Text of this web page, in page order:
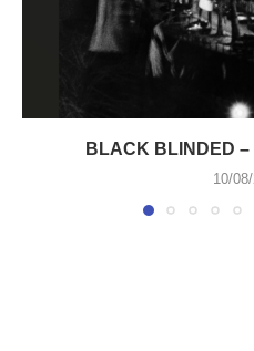
BLACK BLINDED
10/